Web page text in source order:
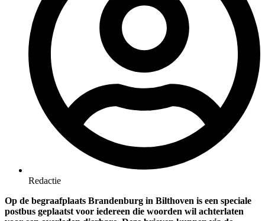
Redactie
Op de begraafplaats Brandenburg in Bilthoven is een speciale
postbus geplaatst voor iedereen die woorden wil achterlaten